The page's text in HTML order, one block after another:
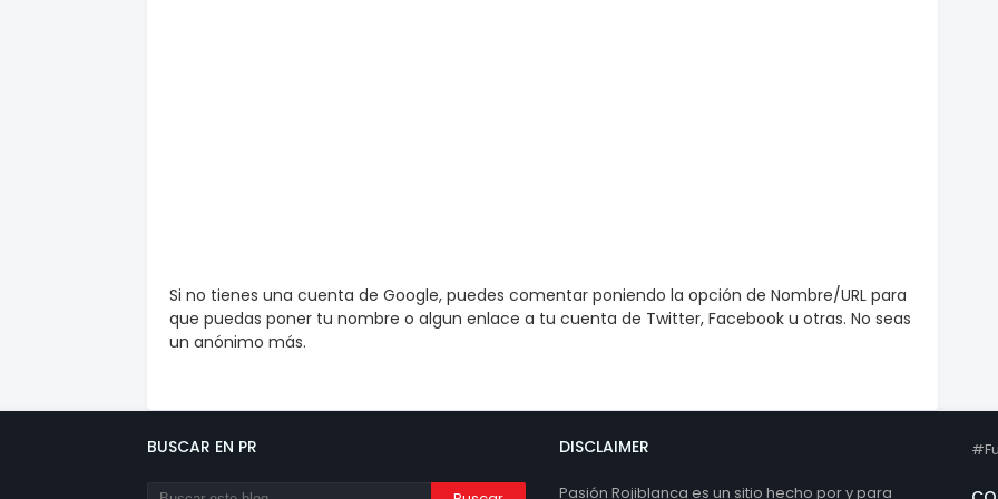
Si no tienes una cuenta de Google, puedes comentar poniendo la opción de Nombre/URL para
que puedas poner tu nombre o algun enlace a tu cuenta de Twitter, Facebook u otras. No seas
un anónimo más.
BUSCAR EN PR DISCLAIMER
Pasión Rojiblanca es un sitio hecho por y para